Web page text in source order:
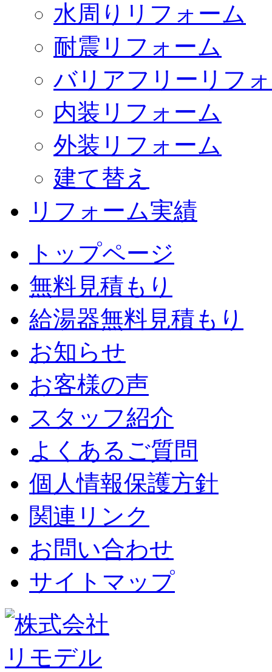
水周りリフォーム
耐震リフォーム
バリアフリーリフ
内装リフォーム
外装リフォーム
建て替え
リフォーム実績
トップページ
無料見積もり
給湯器無料見積もり
お知らせ
お客様の声
スタッフ紹介
よくあるご質問
個人情報保護方針
関連リンク
お問い合わせ
サイトマップ